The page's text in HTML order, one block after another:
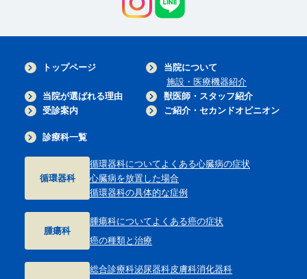
トップページ
当院について
施設・医療機器紹介
当院が選ばれる理由
獣医師・スタッフ紹介
受診案内
ご紹介・セカンドオピニオン
診療科一覧
循環器科
循環器科についてよくある心臓病の症状
心臓病を放置した場合
循環器科の具体的な症例
腫瘍科
腫瘍科についてよくある癌の症状
癌の種類と治療
総合診療科泌尿器科皮膚科消化器科